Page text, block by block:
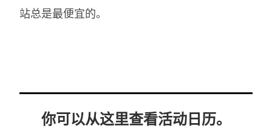
站总是最便宜的。
你可以从这里查看活动日历。